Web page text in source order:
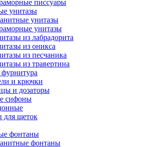
писсуары
унитазы
унитазы
унитазы
из лабрадорита
из оникса
из песчаника
из травертина
и крючки
и дозаторы
сифоны
для щеток
фонтаны
фонтаны